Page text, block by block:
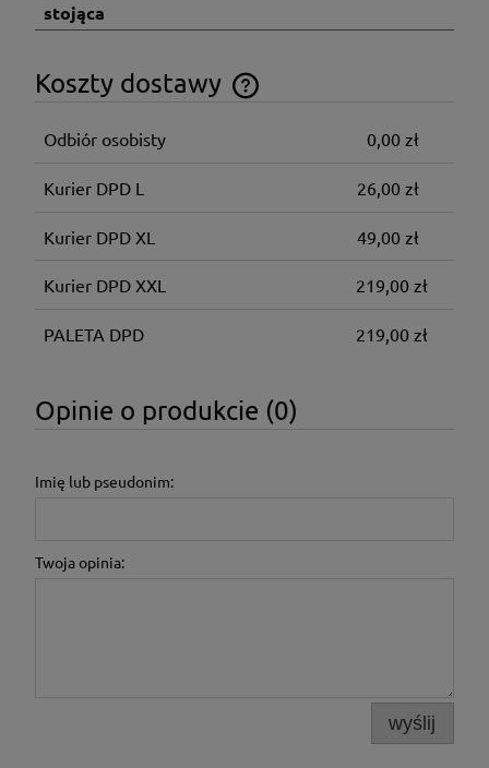
stojąca
Koszty dostawy
Cena nie zawiera ewentualnych kosztów płatności
Odbiór osobisty 0,00 zł
Kurier DPD L 26,00 zł
Kurier DPD XL 49,00 zł
Kurier DPD XXL 219,00 zł
PALETA DPD 219,00 zł
Opinie o produkcie (0)
Imię lub pseudonim:
Twoja opinia:
wyślij